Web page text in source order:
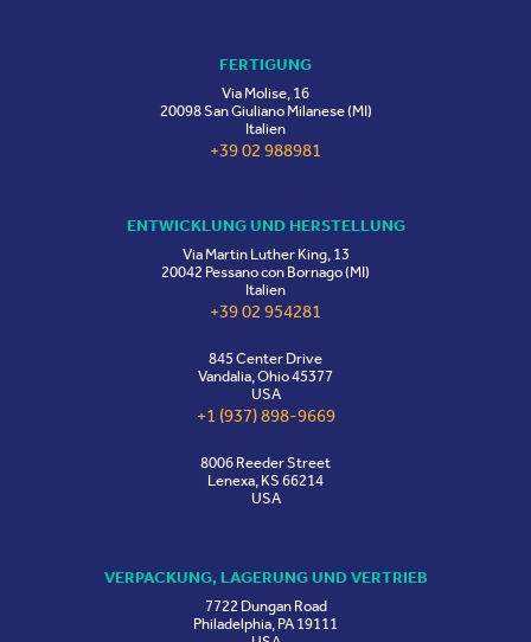
FERTIGUNG
Via Molise, 16
20098 San Giuliano Milanese (MI)
Italien
+39 02 988981
ENTWICKLUNG UND HERSTELLUNG
Via Martin Luther King, 13
20042 Pessano con Bornago (MI)
Italien
+39 02 954281
845 Center Drive
Vandalia, Ohio 45377
USA
+1 (937) 898-9669
8006 Reeder Street
Lenexa, KS 66214
USA
VERPACKUNG, LAGERUNG UND VERTRIEB
7722 Dungan Road
Philadelphia, PA 19111